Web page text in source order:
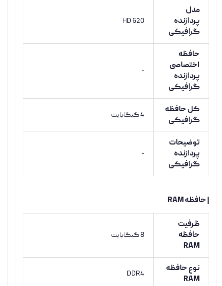
مدل
پردازنده
گرافیکی
HD 620
حافظه
اختصاصی
پردازنده
گرافیکی
-
کل حافظه
گرافیکی
4 گیگابایت
توضیحات
پردازنده
گرافیکی
-
| حافظه RAM
ظرفیت
حافظه
RAM
8 گیگابایت
نوع حافظه
RAM
DDR4